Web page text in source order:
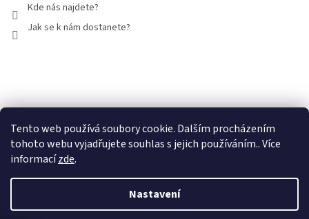
Tento web používá soubory cookie. Dalším procházením
tohoto webu vyjadřujete souhlas s jejich používáním.. Více
informacízde.
Nastavení
Kde nás najdete?
Jak se k nám dostanete?
Facebook
Vytvořil Shoptet